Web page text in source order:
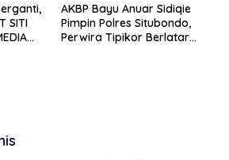
SITI
AKBP Bayu Anuar Sidiqie
Pimpin Polres Situbondo,
Perwira Tipikor Berlatar